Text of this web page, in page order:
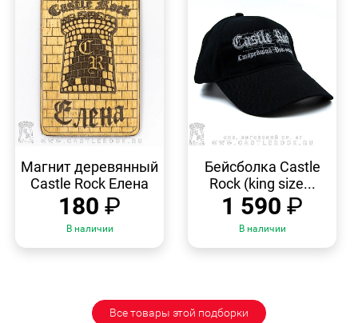
ПРОСМОТР
Магнит деревянный
Castle Rock Елена
180 ₽
В наличии
ПРОСМОТР
Бейсболка Castle
Rock (king size...
1 590 ₽
В наличии
Все товары этой подборки